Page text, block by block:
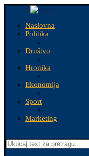
Naslovna
Politika
Društvo
Hronika
Ekonomija
Sport
Marketing